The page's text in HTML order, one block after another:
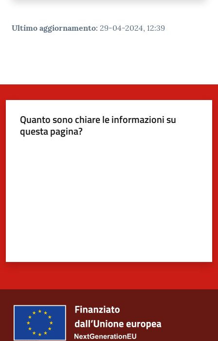
Ultimo aggiornamento: 29-04-2024, 12:39
Quanto sono chiare le informazioni su
questa pagina?